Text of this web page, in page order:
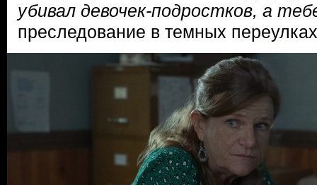
убивал девочек-подростков, а
преследование в темных